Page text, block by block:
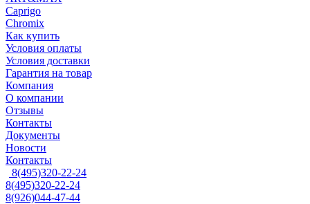
Caprigo
Chromix
Как купить
Условия оплаты
Условия доставки
Гарантия на товар
Компания
О компании
Отзывы
Контакты
Документы
Новости
Контакты
8(495)320-22-24
8(495)320-22-24
8(926)044-47-44